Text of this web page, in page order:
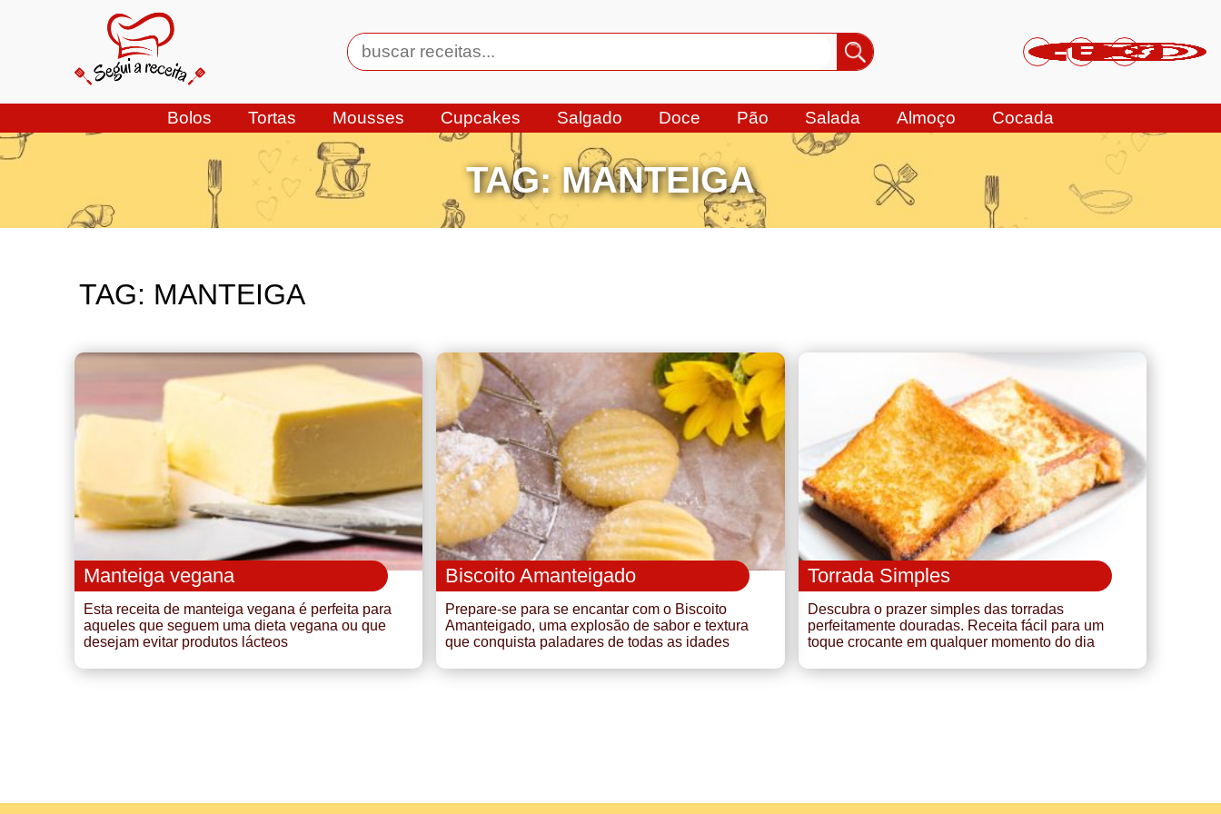
Bolos Tortas Mousses Cupcakes Salgado Doce Pão Salada Almoço Cocada
TAG:MANTEIGA
TAG: MANTEIGA
Manteiga vegana
Esta receita de manteiga vegana é perfeita para
aqueles que seguem uma dieta vegana ou que
desejam evitar produtos lácteos
Biscoito Amanteigado
Prepare-se para se encantar com o Biscoito
Amanteigado, uma explosão de sabor e textura
que conquista paladares de todas as idades
Torrada Simples
Descubra o prazer simples das torradas
perfeitamente douradas. Receita fácil para um
toque crocante em qualquer momento do dia